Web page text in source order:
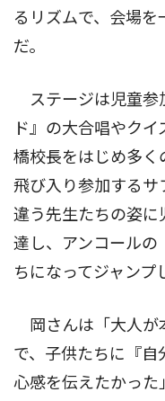
るリズムで、会場
だ。
ステージは児童参
ド』の大合唱やク
橋校長をはじめ多く
飛び入り参加するサ
違う先生たちの姿に
達し、アンコールの
ちになってジャンプ
岡さんは「大人が
で、子供たちに『自
心感を伝えたかった